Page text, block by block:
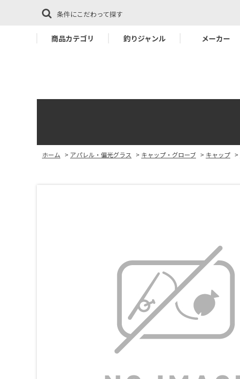
条件にこだわって探す
商品カテゴリ 釣りジャンル メーカー
ホーム > アパレル・偏光グラス > キャップ・グローブ > キャップ >